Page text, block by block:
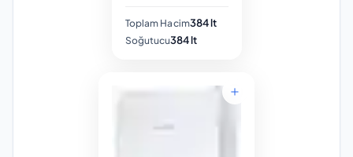
Toplam Hacim384 lt
Soğutucu384 lt